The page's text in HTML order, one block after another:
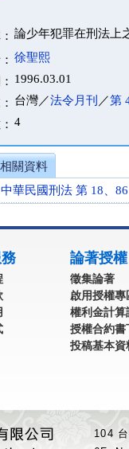
論少年犯罪在刑法上
徐聖熙
1996.03.01
台灣／法令月刊 ／第
4
相關資料
中華民國刑法 第 18、
論著授權
徵集論著
啟用授權專
權利金計算
授權合約書
投稿基本資
104